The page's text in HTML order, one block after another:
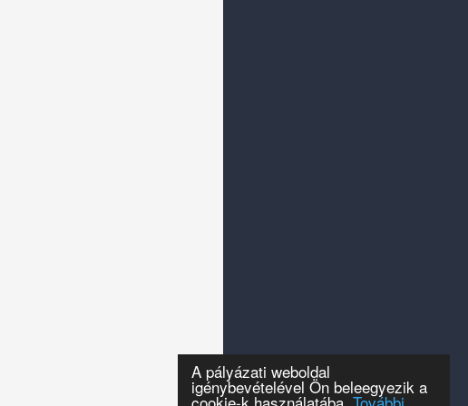
A pályázati weboldal
igénybevételével Ön beleegyezik a